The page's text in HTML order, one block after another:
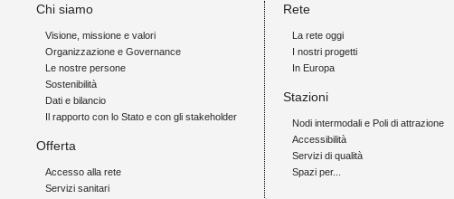
Chi siamo
Visione, missione e valori
Organizzazione e Governance
Le nostre persone
Sostenibilità
Dati e bilancio
Il rapporto con lo Stato e con gli stakeholder
Offerta
Accesso alla rete
Servizi sanitari
Rete
La rete oggi
I nostri progetti
In Europa
Stazioni
Nodi intermodali e Poli di attrazione
Accessibilità
Servizi di qualità
Spazi per...